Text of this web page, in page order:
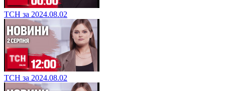
ТСН за 2024.08.02
ТСН за 2024.08.02